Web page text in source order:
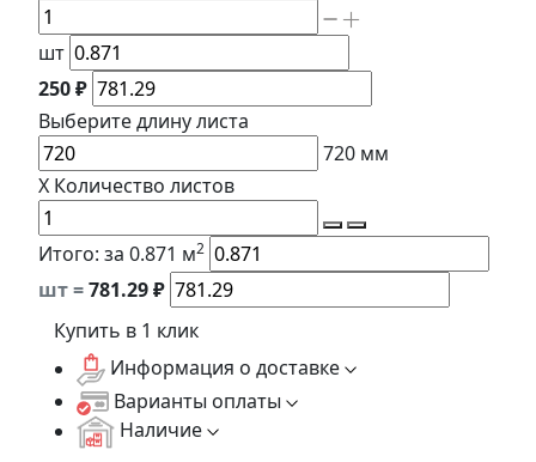
шт
250 ₽
Выберите длинулиста
720 мм
X Количество листов
Итого: за 0.871 м2
шт =781.29₽
Купить в 1 клик
Информация о доставке
Варианты оплаты
Наличие